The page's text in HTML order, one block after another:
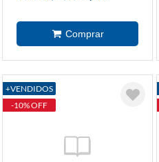
+VENDIDOS
-10% OFF